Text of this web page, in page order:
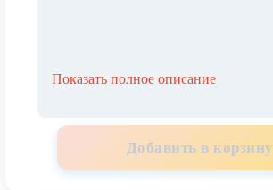
Показать полное описание
Добавить в корзину